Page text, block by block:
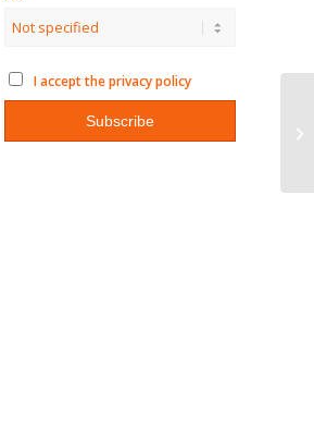
I accept the privacy policy